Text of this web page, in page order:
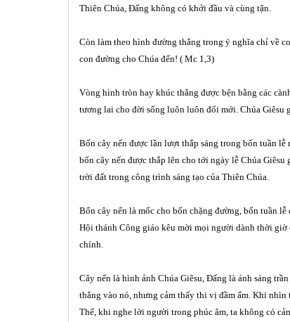
Thiên Chúa, Đấng không có khởi đầu và cùng tận.
Còn làm theo hình đường thẳng trong ý nghĩa chỉ về
con đường cho Chúa đến! ( Mc 1,3)
Vòng hình tròn hay khúc thẳng được bện bằng các cà
tương lai cho đời sống luôn luôn đổi mới. Chúa Giêsu
Bốn cây nến được lần lượt thắp sáng trong bốn tuần lễ
bốn cây nến được thắp lên cho tới ngày lễ Chúa Giêsu
trời đất trong công trình sáng tạo của Thiên Chúa.
Bốn cây nến là mốc cho bốn chặng đường, bốn tuần lễ
Hội thánh Công giáo kêu mời mọi người dành thời giờ
chính.
Cây nến là hình ảnh Chúa Giêsu, Đấng là ánh sáng trần
thẳng vào nó , nhưng cảm thấy thi vị đầm ấm. Khi nhìn
Thể , khi nghe lời người trong phúc âm, ta không có